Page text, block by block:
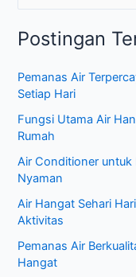
r
u
t
u
k
:
Postingan
Pemanas Air
Setiap Hari
Fungsi Utama Air
Rumah
Air Conditioner untuk
Nyaman
Air Hangat Sehari
Aktivitas
Pemanas Air
Hangat